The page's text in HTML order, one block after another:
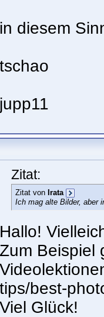
in diesem
tschao
jupp11
Zitat:
Zitat von Irata
Ich mag alte Bilder, aber
Hallo!
Zum Beispiel
tips/best-
Viel Glück!